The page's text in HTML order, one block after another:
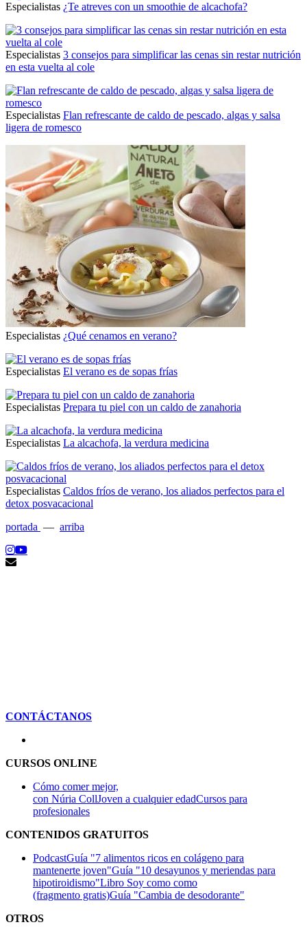
Especialistas ¿Te atreves con un smoothie de alcachofa?
Especialistas 3 consejos para simplificar las cenas sin restar nutrición
en esta vuelta al cole
Especialistas Flan refrescante de caldo de pescado, algas y salsa
ligera de romesco
Especialistas ¿Qué cenamos en verano?
Especialistas El verano es de sopas frías
Especialistas Prepara tu piel con un caldo de zanahoria
Especialistas La alcachofa, la verdura medicina
Especialistas Caldos fríos de verano, los aliados perfectos para el
detox posvacacional
portada — arriba
CONTÁCTANOS
CURSOS ONLINE
Cómo comer mejor,
con Núria CollJoven a cualquier edadCursos para
profesionales
CONTENIDOS GRATUITOS
PodcastGuía "7 alimentos ricos en colágeno para
mantenerte joven"Guía "10 desayunos y meriendas para
hipotiroidismo"Libro Soy como como
(fragmento gratis)Guía "Cambia de desodorante"
OTROS